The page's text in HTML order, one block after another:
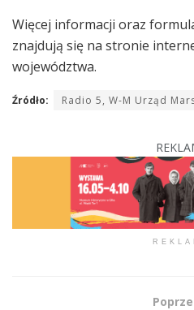
Więcej informacji oraz
znajdują się na stronie
województwa.
Źródło: Radio 5, W-M Urząd